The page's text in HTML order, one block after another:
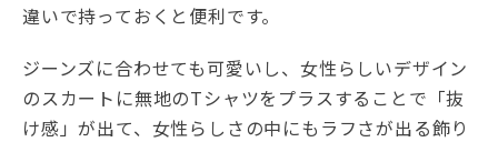
違いで持っておくと便利です。
ジーンズに合わせても可愛いし、女性らしいデザイン
のスカートに無地のTシャツをプラスすることで「抜
け感」が出て、女性らしさの中にもラフさが出る飾り